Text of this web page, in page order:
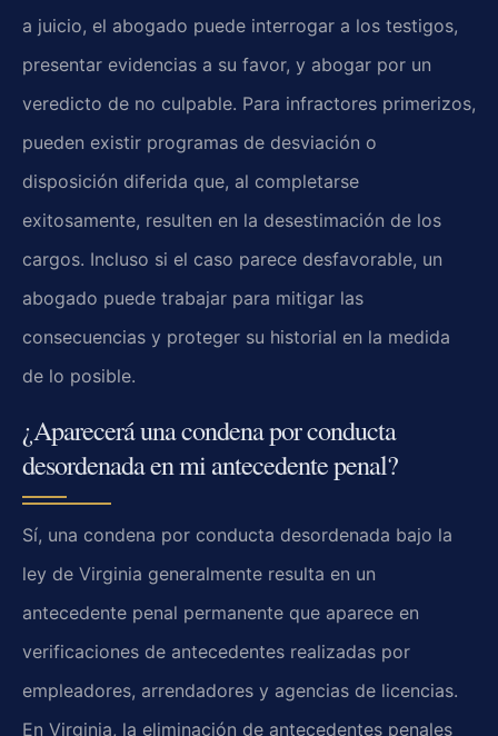
a juicio, el abogado puede interrogar a los testigos,
presentar evidencias a su favor, y abogar por un
veredicto de no culpable. Para infractores primerizos,
pueden existir programas de desviación o
disposición diferida que, al completarse
exitosamente, resulten en la desestimación de los
cargos. Incluso si el caso parece desfavorable, un
abogado puede trabajar para mitigar las
consecuencias y proteger su historial en la medida
de lo posible.
¿Aparecerá una condena por conducta
desordenada en mi antecedente penal?
Sí, una condena por conducta desordenada bajo la
ley de Virginia generalmente resulta en un
antecedente penal permanente que aparece en
verificaciones de antecedentes realizadas por
empleadores, arrendadores y agencias de licencias.
En Virginia, la eliminación de antecedentes penales